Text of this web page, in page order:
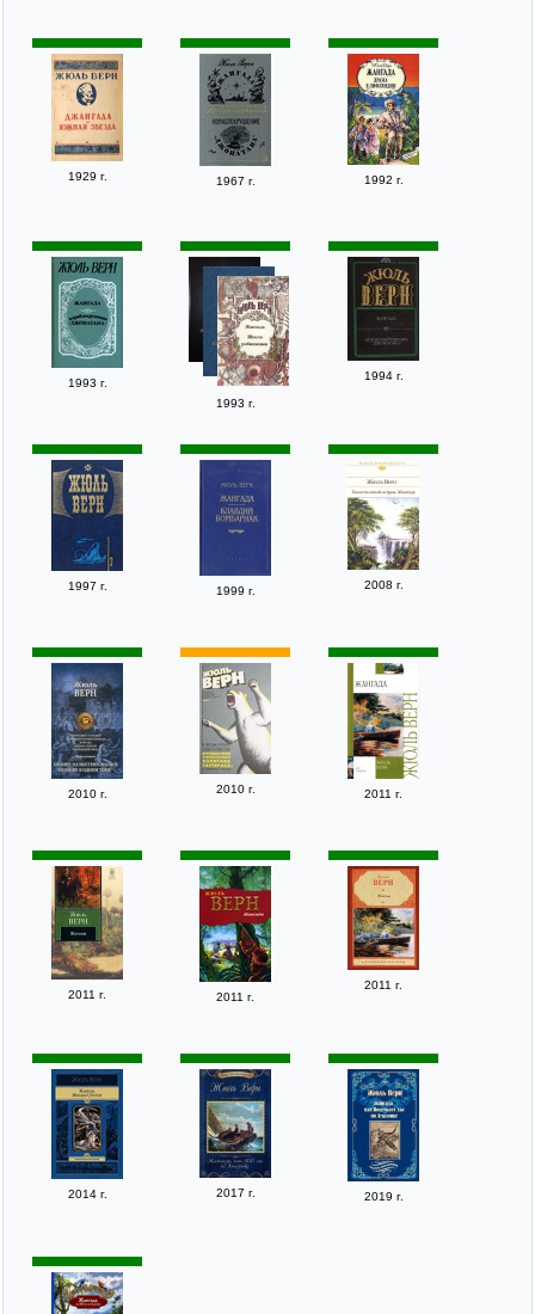
1929 г. 1967 г. 1992 г.
1993 г.
1993 г.
1994 г.
1997 г. 1999 г. 2008 г.
2010 г. 2010 г. 2011 г.
2011 г. 2011 г.
2011 г.
2014 г. 2017 г. 2019 г.